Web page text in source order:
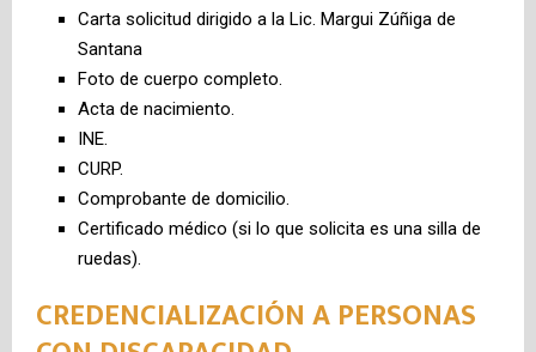
Carta solicitud dirigido a la Lic. Margui Zúñiga de
Santana
Foto de cuerpo completo.
Acta de nacimiento.
INE.
CURP.
Comprobante de domicilio.
Certificado médico (si lo que solicita es una silla de
ruedas).
CREDENCIALIZACIÓN A PERSONAS